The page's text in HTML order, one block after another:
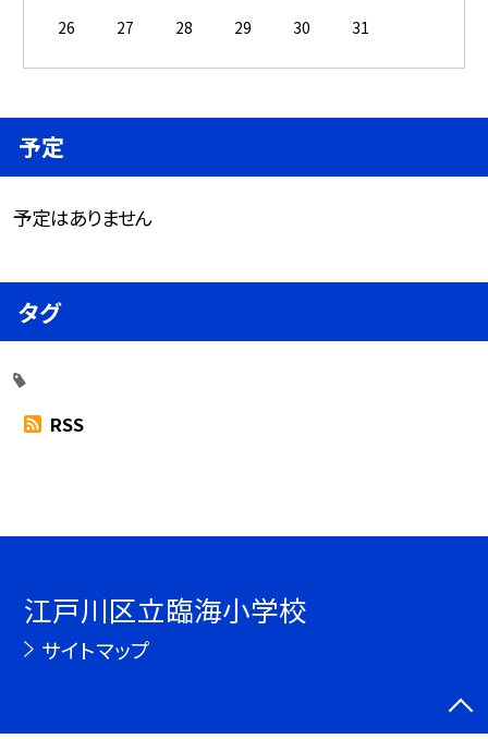
26
27 28 29 30 31
予定
予定はありません
タグ
RSS
江戸川区立臨海小学校
サイトマップ